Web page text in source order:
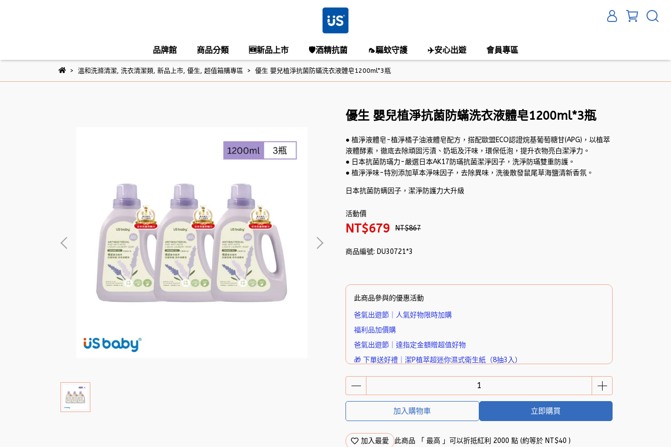
品牌館 商品分類 🆕新品上市 🛡️酒精抗菌 🦟驅蚊守護 ✈️安心出遊 會員專區
溫和洗滌清潔 洗衣清潔類, 新品上市, 優生 超值箱購專區 優生 嬰兒植淨抗菌防蟎洗衣液體皂1200ml*3瓶
優生 嬰兒植淨抗菌防蟎洗衣液體皂1200ml*3瓶
● 植淨液體皂-植淨橘子油液體皂配方，搭配歐盟ECO認證烷基葡萄糖甘(APG)，以植萃
液體酵素，徹底去除頑固污漬、奶垢及汗味，環保低泡，提升衣物亮白潔淨力。
● 日本抗菌防璊力-嚴選日本AK17防璊抗菌潔淨因子，洗淨防璊雙重防護。
● 植淨淨味-特別添加草本淨味因子，去除異味，洗後散發鼠尾草海鹽清新香氛。
日本抗菌防螨因子，潔淨防護力大升級
活動價
NT$679 NT$867
商品編號: DU30721*3
此商品參與的優惠活動
爸氣出遊節｜人氣好物限時加購
福利品加價購
爸氣出遊節｜達指定金額贈超值好物
🎁 下單送好禮｜潔P植萃超迷你濕式衛生紙（8抽3入）
加入購物車 立即購買
加入最愛 此商品 「 最高 」可以折抵紅利 2000 點 (約等於 NT$40 )